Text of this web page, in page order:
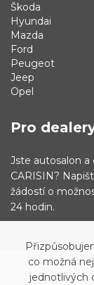
Škoda
Hyundai
Mazda
Ford
Peugeot
Jeep
Opel
Pro
Jste autosalon
CARISIN?
žádostí o
24 hodin.
© 2019 - 2021
co možná
jednotlivých